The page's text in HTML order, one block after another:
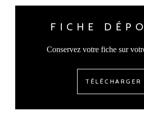
FICHE
Conservez votre fiche sur
TÉLÉCHARGER